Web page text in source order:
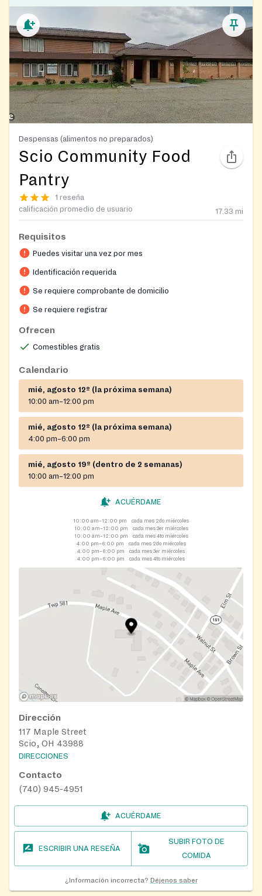
Despensas (alimentos no preparados)
Scio Community Food
Pantry
1 reseña
calificación promedio de usuario
17.33 mi
Requisitos
Puedes visitar una vez por mes
Identificación requerida
Se requiere comprobante de domicilio
Se requiere registrar
Ofrecen
Comestibles gratis
Calendario
mié, agosto 12º (la próxima semana)
10:00 am–12:00 pm
mié, agosto 12º (la próxima semana)
4:00 pm–6:00 pm
mié, agosto 19º (dentro de 2 semanas)
10:00 am–12:00 pm
ACUÉRDAME
10:00 am–12:00 pm
cada mes 2do miércoles
10:00 am–12:00 pm
cada mes 3er miércoles
10:00 am–12:00 pm
cada mes 4to miércoles
4:00 pm–6:00 pm
cada mes 2do miércoles
4:00 pm–6:00 pm
cada mes 3er miércoles
4:00 pm–6:00 pm
cada mes 4to miércoles
Dirección
117 Maple Street
Scio, OH 43988
DIRECCIONES
Contacto
(740) 945-4951
ACUÉRDAME
ESCRIBIR UNA RESEÑA
SUBIR FOTO DE
COMIDA
¿Información incorrecta? Déjenos saber